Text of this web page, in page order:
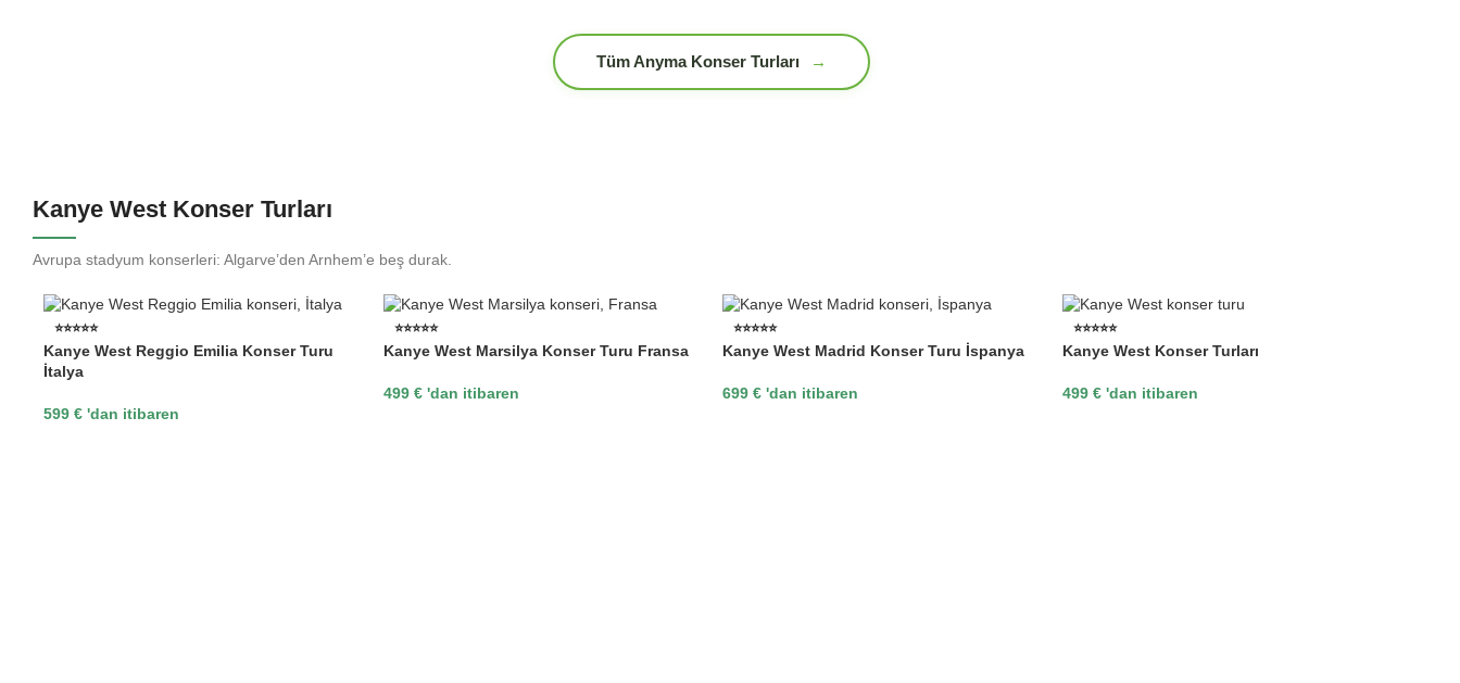
Tüm Anyma Konser Turları →
Kanye West Konser Turları
Avrupa stadyum konserleri: Algarve’den Arnhem’e beş durak.
⭐⭐⭐⭐⭐
Kanye West Reggio Emilia Konser Turu
İtalya
599 € 'dan itibaren
⭐⭐⭐⭐⭐
Kanye West Marsilya Konser Turu Fransa
499 € 'dan itibaren
⭐⭐⭐⭐⭐
Kanye West Madrid Konser Turu İspanya
699 € 'dan itibaren
⭐⭐⭐⭐⭐
Kanye West Konser Turları
499 € 'dan itibaren